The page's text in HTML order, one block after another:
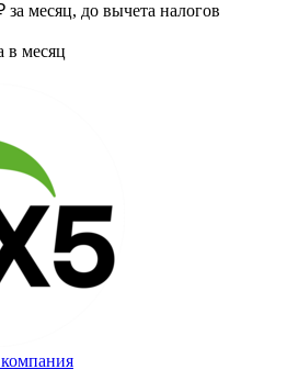
за месяц, до вычета налогов
в месяц